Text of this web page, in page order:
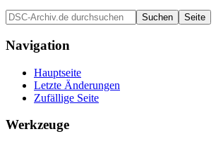
Navigation
Hauptseite
Letzte Änderungen
Zufällige Seite
Werkzeuge